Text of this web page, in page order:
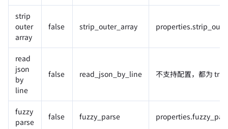
strip
outer
array
false strip_outer_array
read
json
by
line
false read_json_by_line 不支持配置，都为 true
fuzzy
parse
false fuzzy_parse